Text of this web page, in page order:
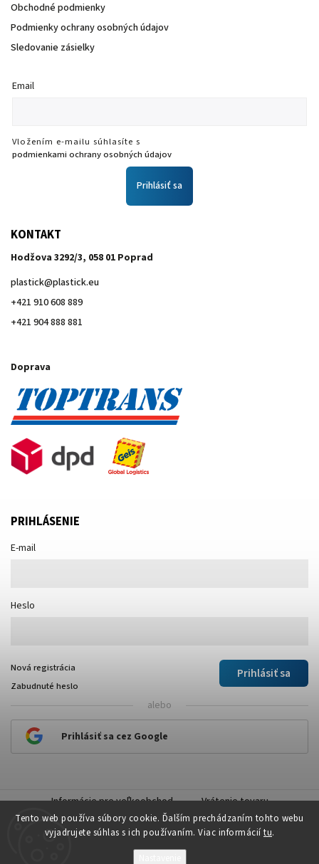
Tento web používa súbory cookie. Ďalším prechádzaním tohto webu
vyjadrujete súhlas s ich používaním. Viac informácií tu.
Obchodné podmienky
Podmienky ochrany osobných údajov
Sledovanie zásielky
Email
Vložením e-mailu súhlasíte s
podmienkami ochrany osobných údajov
Prihlásiť sa
KONTAKT
Hodžova 3292/3, 058 01 Poprad
plastick@plastick.eu
+421 910 608 889
+421 904 888 881
Doprava
PRIHLÁSENIE
E-mail
Heslo
Prihlásiť sa
Nová registrácia
Zabudnuté heslo
alebo
Prihlásiť sa cez Google
Informácie pre veľkoobchod Vrátenie tovaru